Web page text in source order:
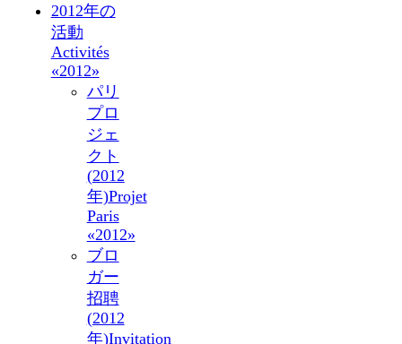
2012年の
活動
Activités
«2012»
パリ
プロ
ジェ
クト
(2012
年)Projet
Paris
«2012»
ブロ
ガー
招聘
(2012
年)Invitation